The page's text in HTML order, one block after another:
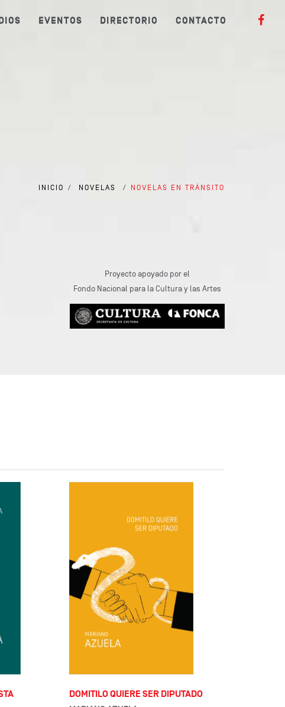
EVENTOS DIRECTORIO CONTACTO
INICIO / NOVELAS / NOVELAS EN TRÁNSITO
Proyecto apoyado por el
Fondo Nacional para la Cultura y las Artes
DOMITILO QUIERE SER DIPUTADO